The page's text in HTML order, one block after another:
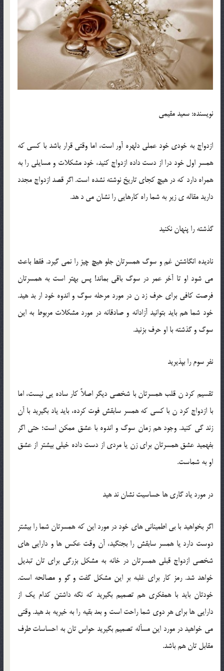
نويسنده: سعيد مقيمي
ازدواج به خودي خود عملي دلهره آور است، اما وقتي قرار باشد با کسي که
همسر اول خود درا از دست داده ازدواج کنيد، خود مشکلات و مسايلي را به
همراه دارد که در هيچ کجاي تاريخ نوشته نشده است. اگر قصد ازدواج مجدد
داريد مقاله ي زير به شما راه کارهايي را نشان مي د هد.
گذشته را پنهان نکنيد
ناديده انگاشتن غم و سوگ همسرتان جلو هيچ چيز را نمي گيرد. فقط باعث
مي شود او تا آخر عمر در سوگ باقي بماند! پس بهتر است به همسرتان
فرصت کافي براي حرف زد ن در مورد مرحله سوگ و اندوه خود ار بد هيد.
خود شما هم بايد بتوانيد آزادانه و صادقانه در مورد مشکلات مربوط به اين
سوگ و گذشته با او حرف بزنيد.
نفر سوم را بپذيريد
تقسيم کرد ن قلب همسرتان با شخصي ديگر اصلاً کار ساده يي نيست، اما
با ازدواج کرد ن با کسي که همسر سابقش فوت کرده، بايد ياد بگيريد با آن
زند گي کنيد. وجود هم زمان سوگ و اندوه با عشق ممکن است؛ حتي اگر
بفهميد عشق همسرتان براي زن يا مردي از دست داده خيلي بيشتر از عشق
او به شماست.
در مورد ياد گاري ها حساسيت نشان ند هيد
اگر بخواهيد با بي اطميناني هاي خود در مورد اين که همسرتان شما را بيشتر
دوست دارد يا همسر سابقش را بجنگيد، آن وقت عکس ها و دارايي هاي
شخصي ازدواج قبلي همسرتان در خانه به مشکل بزرگي براي تان تبديل
خواهد شد. رمز کار براي غلبه بر اين مشکل گفت و گو و مصالحه است.
خودتان بايد با همفکري هم تصميم بگيريد که نگه داشتن کدام يک از
دارايي ها براي هر دوي شما راحت است و بعد بقيه را به خيريه بد هيد. وقتي
مي خواهيد در مورد اين مسأله تصميم بگيريد حواس تان به احساسات طرف
مقابل تان هم باشد.